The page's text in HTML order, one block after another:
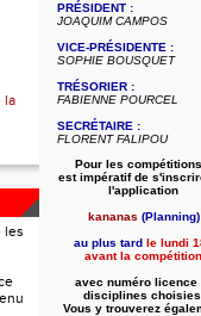
la
les
PRÉSIDENT :
JOAQUIM CAMPOS
VICE-PRÉSIDENTE :
SOPHIE BOUSQUET
TRÉSORIER :
FABIENNE POURCEL
SECRÉTAIRE :
FLORENT FALIPOU
Pour les
estimpératif de
l'application
kananas (Planning)
au plus tardle lundi
avant la compétition
avec numéro licence
disciplines choisies.
Vous y trouverez